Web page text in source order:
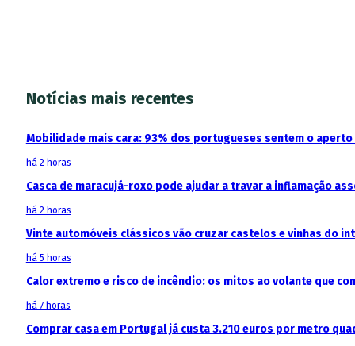
Notícias mais recentes
Mobilidade mais cara: 93% dos portugueses sentem o
há 2 horas
Casca de maracujá-roxo pode ajudar a travar a inflamação
há 2 horas
Vinte automóveis clássicos vão cruzar castelos e vinhas do
há 5 horas
Calor extremo e risco de incêndio: os mitos ao volante que
há 7 horas
Comprar casa em Portugal já custa 3.210 euros por metro